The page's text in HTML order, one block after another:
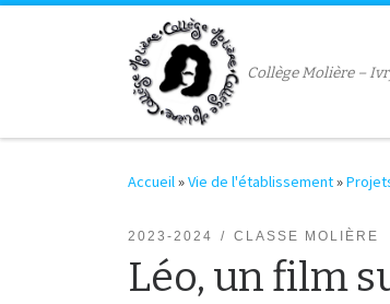
Passer au contenu
Collège Molière –
Accueil»Vie de l'établissement»
2023-2024 CLASSE MOLIÈRE
Léo, un film